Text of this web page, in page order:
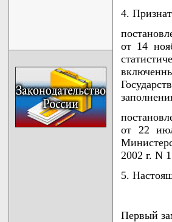
4.
от 14
от 22
2002 г. N
5.
Первый